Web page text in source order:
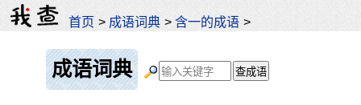
首页 > 成语词典 >含一的成语 >
成语词典